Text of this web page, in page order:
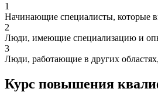
1
Начинающие специалисты, которые
2
Люди, имеющие специализацию и
3
Люди, работающие в других
Курс повышения